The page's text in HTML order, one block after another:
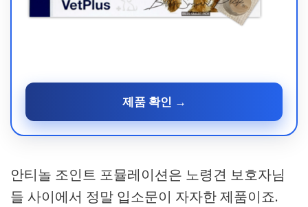
제품 확인 →
안티놀 조인트 포뮬레이션은 노령견 보호자님
들 사이에서 정말 입소문이 자자한 제품이죠.